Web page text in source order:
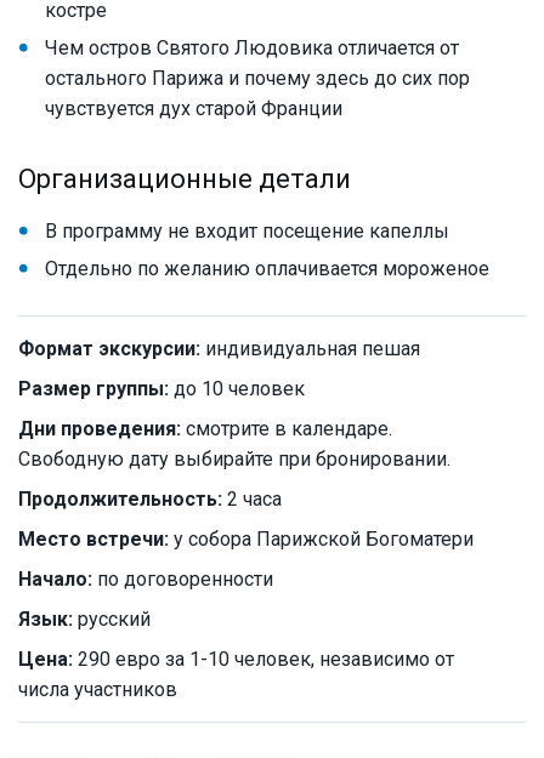
костре
Чем остров Святого Людовика отличается от
остального Парижа и почему здесь до сих пор
чувствуется дух старой Франции
Организационные детали
В программу не входит посещение капеллы
Отдельно по желанию оплачивается мороженое
Формат экскурсии: индивидуальная пешая
Размер группы: до 10 человек
Дни проведения: смотрите в календаре.
Свободную дату выбирайте при бронировании.
Продолжительность: 2 часа
Место встречи: у собора Парижской Богоматери
Начало: по договоренности
Язык: русский
Цена: 290 евро за 1-10 человек, независимо от
числа участников